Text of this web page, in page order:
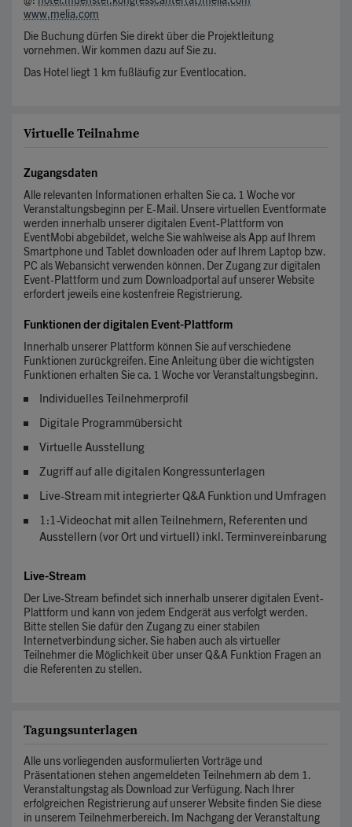
www.melia.com
Die Buchung dürfen Sie direkt über die Projektleitung
vornehmen. Wir kommen dazu auf Sie zu.
Das Hotel liegt 1 km fußläufig zur Eventlocation.
Virtuelle Teilnahme
Zugangsdaten
Alle relevanten Informationen erhalten Sie ca. 1 Woche vor
Veranstaltungsbeginn per E-Mail. Unsere virtuellen Eventformate
werden innerhalb unserer digitalen Event-Plattform von
EventMobi abgebildet, welche Sie wahlweise als App auf Ihrem
Smartphone und Tablet downloaden oder auf Ihrem Laptop bzw.
PC als Webansicht verwenden können. Der Zugang zur digitalen
Event-Plattform und zum Downloadportal auf unserer Website
erfordert jeweils eine kostenfreie Registrierung.
Funktionen der digitalen Event-Plattform
Innerhalb unserer Plattform können Sie auf verschiedene
Funktionen zurückgreifen. Eine Anleitung über die wichtigsten
Funktionen erhalten Sie ca. 1 Woche vor Veranstaltungsbeginn.
Individuelles Teilnehmerprofil
Digitale Programmübersicht
Virtuelle Ausstellung
Zugriff auf alle digitalen Kongressunterlagen
Live-Stream mit integrierter Q&A Funktion und Umfragen
1:1-Videochat mit allen Teilnehmern, Referenten und
Ausstellern (vor Ort und virtuell) inkl. Terminvereinbarung
Live-Stream
Der Live-Stream befindet sich innerhalb unserer digitalen Event-
Plattform und kann von jedem Endgerät aus verfolgt werden.
Bitte stellen Sie dafür den Zugang zu einer stabilen
Internetverbindung sicher. Sie haben auch als virtueller
Teilnehmer die Möglichkeit über unser Q&A Funktion Fragen an
die Referenten zu stellen.
Tagungsunterlagen
Alle uns vorliegenden ausformulierten Vorträge und
Präsentationen stehen angemeldeten Teilnehmern ab dem 1.
Veranstaltungstag als Download zur Verfügung. Nach Ihrer
erfolgreichen Registrierung auf unserer Website finden Sie diese
in unserem Teilnehmerbereich. Im Nachgang der Veranstaltung